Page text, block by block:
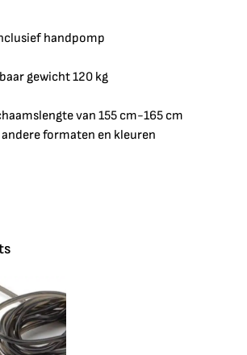
handpomp
gewicht 120 kg
van 155 cm-165 cm
andere formaten en kleuren